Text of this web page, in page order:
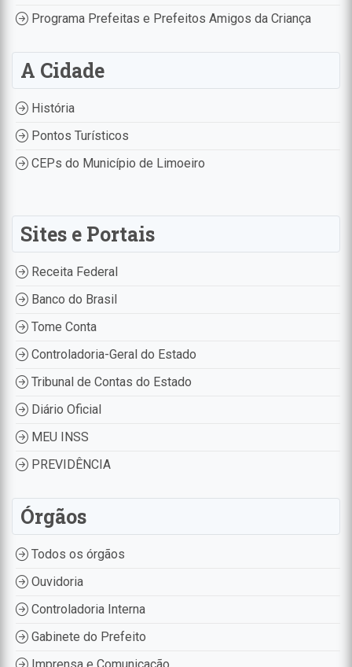
Programa Prefeitas e Prefeitos Amigos da Criança
A Cidade
História
Pontos Turísticos
CEPs do Município de Limoeiro
Sites e Portais
Receita Federal
Banco do Brasil
Tome Conta
Controladoria-Geral do Estado
Tribunal de Contas do Estado
Diário Oficial
MEU INSS
PREVIDÊNCIA
Órgãos
Todos os órgãos
Ouvidoria
Controladoria Interna
Gabinete do Prefeito